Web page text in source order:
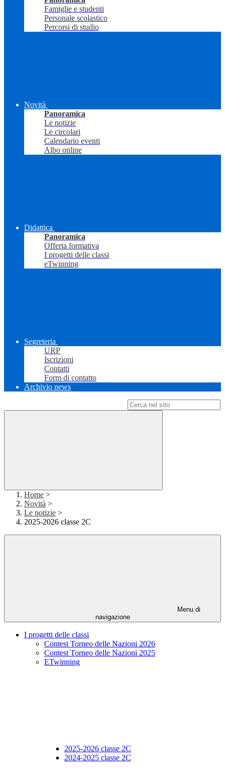
Famiglie e studenti
Personale scolastico
Percorsi di studio
Novità
Panoramica
Le notizie
Le circolari
Calendario eventi
Albo online
Didattica
Panoramica
Offerta formativa
I progetti delle classi
eTwinning
Segreteria
URP
Iscrizioni
Contatti
Form di contatto
Archivio news
Home >
Novità >
Le notizie >
2025-2026 classe 2C
Menu di
navigazione
I progetti delle classi
Contest Torneo delle Nazioni 2026
Contest Torneo delle Nazioni 2025
ETwinning
2025-2026 classe 2C
2024-2025 classe 2C